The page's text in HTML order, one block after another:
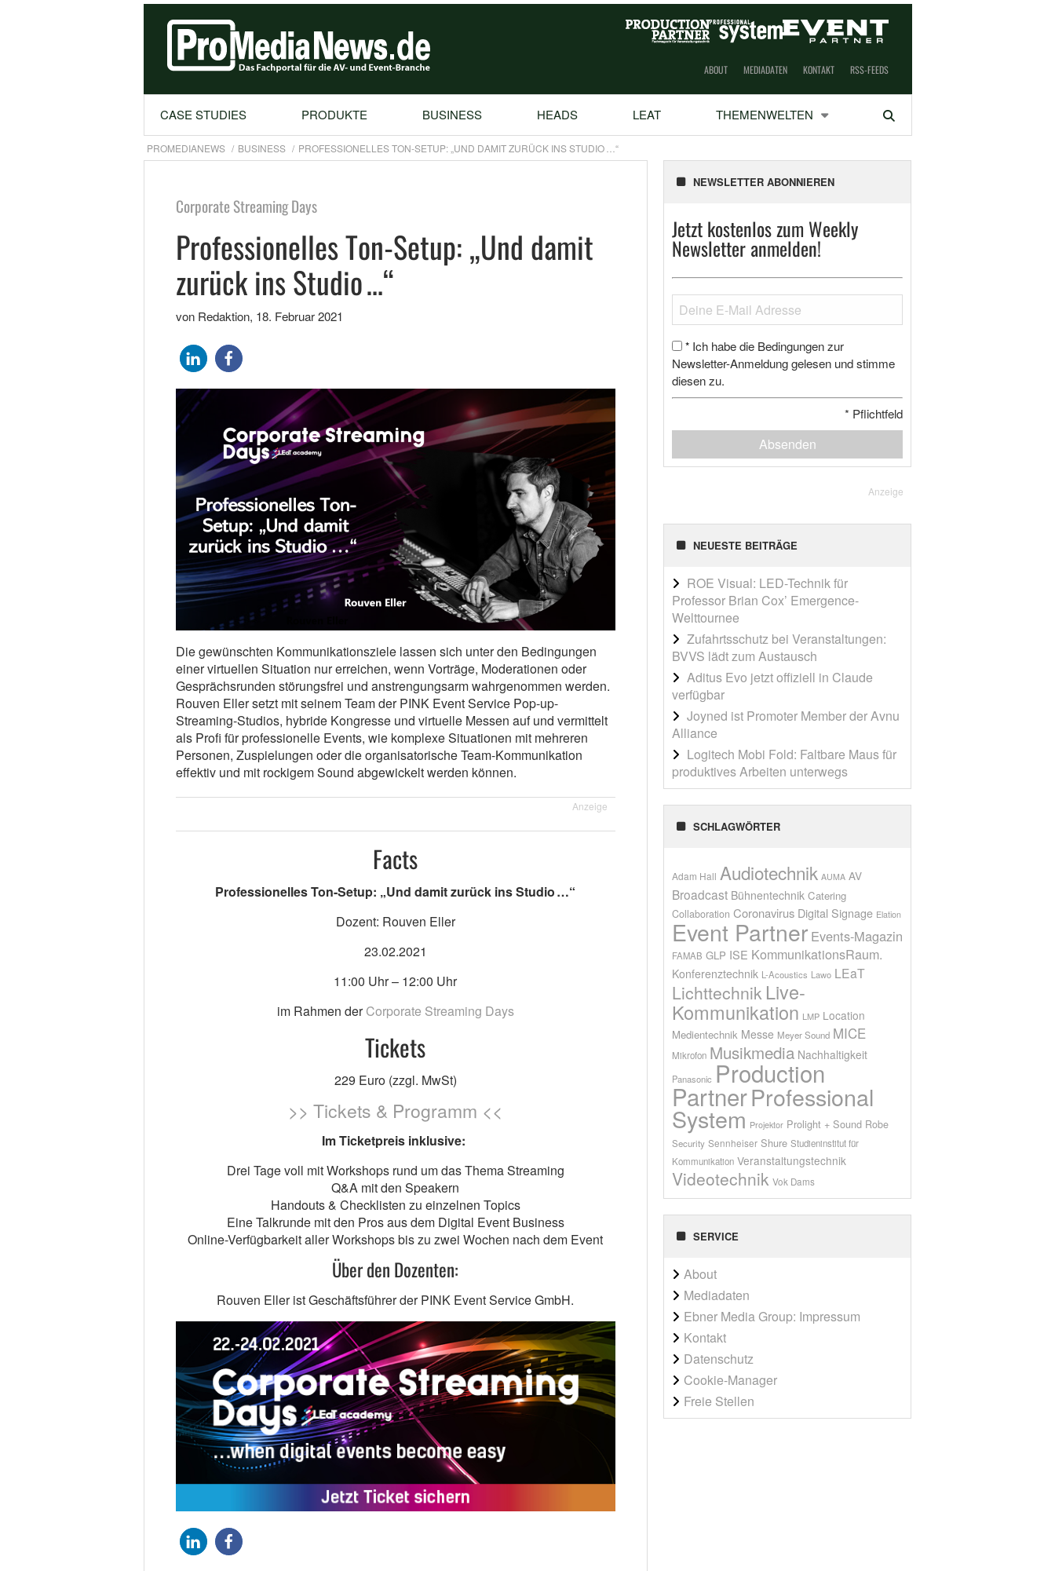
ABOUT MEDIADATEN KONTAKT RSS-FEEDS
CASE STUDIES PRODUKTE BUSINESS HEADS LEAT THEMENWELTEN Suchen
PROMEDIANEWS BUSINESS PROFESSIONELLES TON-SETUP: „UND DAMIT ZURÜCK INS STUDIO …“
Corporate Streaming Days
Professionelles Ton-Setup: „Und damit
zurück ins Studio …“
von Redaktion, 18. Februar 2021
Die gewünschten Kommunikationsziele lassen sich unter den Bedingungen
einer virtuellen Situation nur erreichen, wenn Vorträge, Moderationen oder
Gesprächsrunden störungsfrei und anstrengungsarm wahrgenommen werden.
Rouven Eller setzt mit seinem Team der PINK Event Service Pop-up-
Streaming-Studios, hybride Kongresse und virtuelle Messen auf und vermittelt
als Profi für professionelle Events, wie komplexe Situationen mit mehreren
Personen, Zuspielungen oder die organisatorische Team-Kommunikation
effektiv und mit rockigem Sound abgewickelt werden können.
Anzeige
Facts
Professionelles Ton-Setup: „Und damit zurück ins Studio …“
Dozent: Rouven Eller
23.02.2021
11:00 Uhr – 12:00 Uhr
im Rahmen derCorporate Streaming Days
Tickets
229 Euro (zzgl. MwSt)
>> Tickets & Programm <<
Im Ticketpreis inklusive:
Drei Tage voll mit Workshops rund um das Thema Streaming
Q&A mit den Speakern
Handouts & Checklisten zu einzelnen Topics
Eine Talkrunde mit den Pros aus dem Digital Event Business
Online-Verfügbarkeit aller Workshops bis zu zwei Wochen nach dem Event
Über den Dozenten:
Rouven Eller ist Geschäftsführer der PINK Event Service GmbH.
NEWSLETTER ABONNIEREN
Jetzt kostenlos zum Weekly
Newsletter anmelden!
* Ich habe die Bedingungen zur
Newsletter-Anmeldung gelesen und stimme
diesen zu.
* Pflichtfeld
Absenden
Anzeige
NEUESTE BEITRÄGE
ROE Visual: LED-Technik für
Professor Brian Cox’ Emergence-
Welttournee
Zufahrtsschutz bei Veranstaltungen:
BVVS lädt zum Austausch
Aditus Evo jetzt offiziell in Claude
verfügbar
Joyned ist Promoter Member der Avnu
Alliance
Logitech Mobi Fold: Faltbare Maus für
produktives Arbeiten unterwegs
SCHLAGWÖRTER
Adam Hall Audiotechnik AUMA AV
Broadcast Bühnentechnik Catering
Collaboration Coronavirus Digital Signage Elation
Event Partner Events-Magazin
FAMAB GLP ISE KommunikationsRaum.
Konferenztechnik L-Acoustics Lawo LEaT
Lichttechnik Live-
Kommunikation LMP Location
Medientechnik Messe Meyer Sound MICE
Mikrofon Musikmedia Nachhaltigkeit
Panasonic Production
PartnerProfessional
System Projektor Prolight + Sound Robe
Security Sennheiser Shure Studieninstitut für
Kommunikation Veranstaltungstechnik
Videotechnik Vok Dams
SERVICE
About
Mediadaten
Ebner Media Group: Impressum
Kontakt
Datenschutz
Cookie-Manager
Freie Stellen